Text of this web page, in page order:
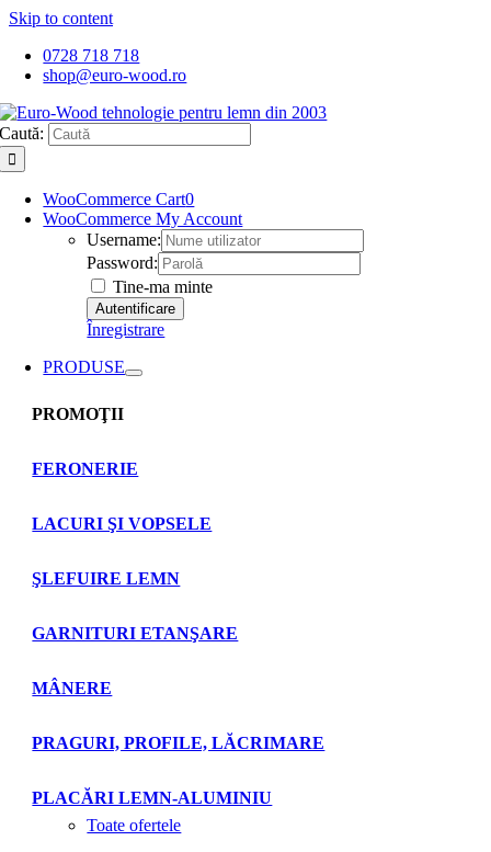
Skip to content
0728 718 718
shop@euro-wood.ro
Caută:
WooCommerce Cart0
WooCommerce My Account
Username:
Password:
Tine-ma minte
Înregistrare
PRODUSE
PROMOŢII
FERONERIE
LACURI ŞI VOPSELE
ŞLEFUIRE LEMN
GARNITURI ETANŞARE
MÂNERE
PRAGURI, PROFILE, LĂCRIMARE
PLACĂRI LEMN-ALUMINIU
Toate ofertele